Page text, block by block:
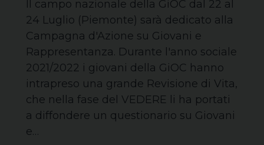
Il campo nazionale della GiOC dal 22 al
24 Luglio (Piemonte) sarà dedicato alla
Campagna d'Azione su Giovani e
Rappresentanza. Durante l'anno sociale
2021/2022 i giovani della GiOC hanno
intrapreso una grande Revisione di Vita,
che nella fase del VEDERE li ha portati
a diffondere un questionario su Giovani
e…